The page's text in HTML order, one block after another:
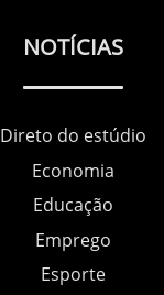
NOTÍCIAS
Direto do estúdio
Economia
Educação
Emprego
Esporte